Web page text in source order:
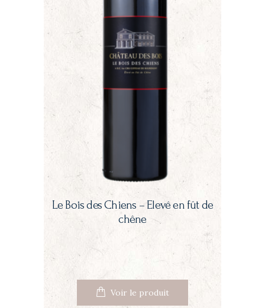
Le Bois des Chiens – Elevé en fût de
chêne
Voir le produit